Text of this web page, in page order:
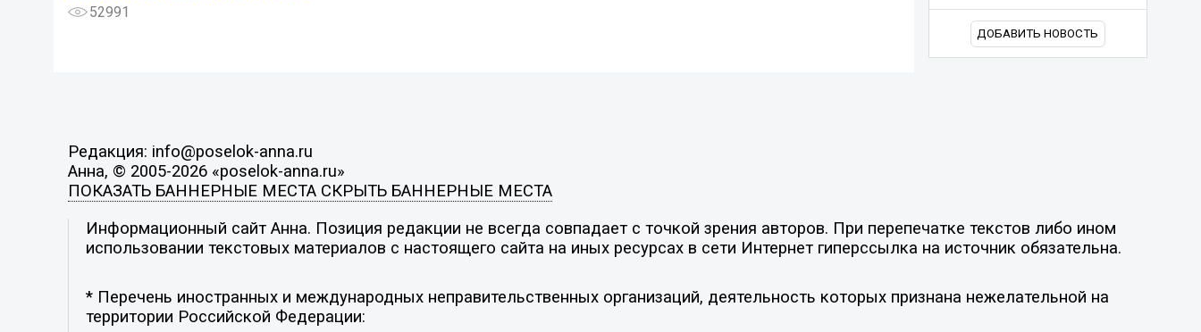
52991
ДОБАВИТЬ НОВОСТЬ
Редакция: info@poselok-anna.ru
Анна, © 2005-2026 «poselok-anna.ru»
ПОКАЗАТЬ БАННЕРНЫЕ МЕСТА СКРЫТЬ БАННЕРНЫЕ МЕСТА
Информационный сайт Анна. Позиция редакции не всегда совпадает с точкой зрения авторов. При перепечатке текстов либо ином
использовании текстовых материалов с настоящего сайта на иных ресурсах в сети Интернет гиперссылка на источник обязательна.
* Перечень иностранных и международных неправительственных организаций, деятельность которых признана нежелательной на
территории Российской Федерации: